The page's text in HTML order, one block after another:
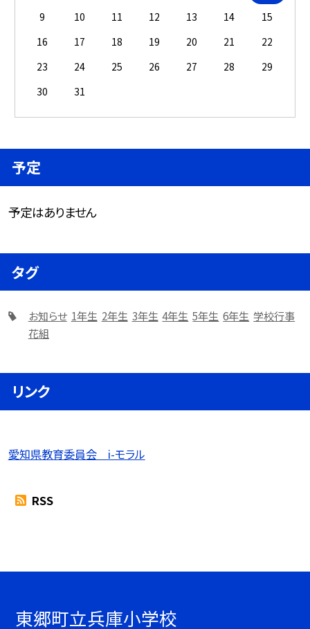
9
10 11 12 13 14
15
16
17 18 19 20 21
22
23
24 25 26 27 28
29
30
31
予定
予定はありません
タグ
お知らせ 1年生 2年生 3年生 4年生 5年生 6年生 学校行事
花組
リンク
愛知県教育委員会 i-モラル
RSS
東郷町立兵庫小学校